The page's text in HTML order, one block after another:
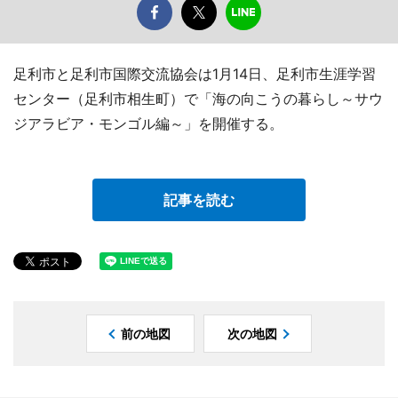
足利市と足利市国際交流協会は1月14日、足利市生涯学習
センター（足利市相生町）で「海の向こうの暮らし～サウ
ジアラビア・モンゴル編～」を開催する。
記事を読む
前の地図 次の地図